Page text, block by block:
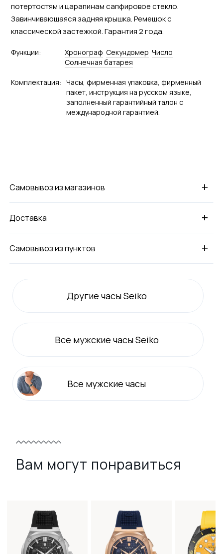
потертостям и царапинам сапфировое стекло.
Завинчивающаяся задняя крышка. Ремешок с
классической застежкой. Гарантия 2 года.
Функции: Хронограф Секундомер Число
Солнечная батарея
Комплектация: Часы, фирменная упаковка, фирменный
пакет, инструкция на русском языке,
заполненный гарантийный талон с
международной гарантией.
+
Самовывоз из магазинов
+
Доставка
+
Самовывоз из пунктов
Другие часы Seiko
Все мужские часы Seiko
Все мужские часы
Вам могут понравиться